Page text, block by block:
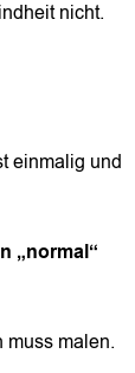
nicht.
einmalig und
„normal“
muss malen.